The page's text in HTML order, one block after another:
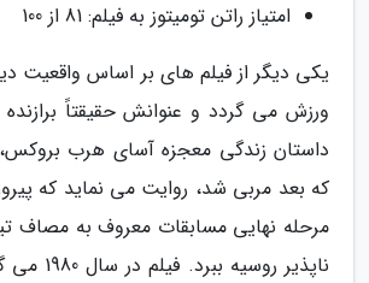
امتیاز راتن تومیتوز به فیلم: 81 از 100
یکی دیگر از فیلم های بر اساس واقعیت
ورزش می گردد و عنوانش حقیقتاً
داستان زندگی معجزه آسای هرب
که بعد مربی شد، روایت می نماید که
مرحله نهایی مسابقات معروف به مصاف
ناپذیر